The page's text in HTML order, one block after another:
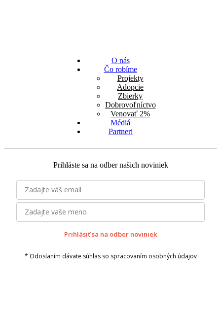
O nás
Čo robíme
Projekty
Adopcie
Zbierky
Dobrovoľníctvo
Venovať 2%
Médiá
Partneri
Prihláste sa na odber našich noviniek
Prihlásiť sa na odber noviniek
* Odoslaním dávate súhlas so spracovaním osobných údajov